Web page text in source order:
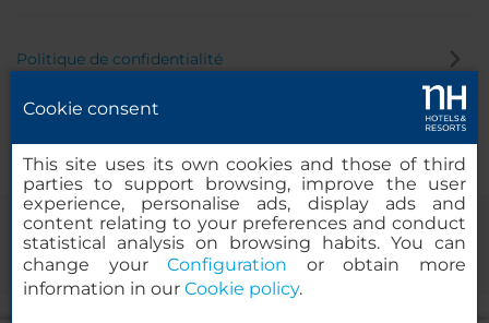
Politique de confidentialité
Cookie consent
This site uses its own cookies and those of third
parties to support browsing, improve the user
experience, personalise ads, display ads and
content relating to your preferences and conduct
statistical analysis on browsing habits. You can
change yourConfiguration or obtain more
information in our Cookie policy.